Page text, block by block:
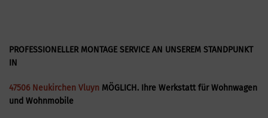
PROFESSIONELLER MONTAGE SERVICE AN UNSEREM STANDPUNKT
IN
47506 Neukirchen Vluyn MÖGLICH. Ihre Werkstatt für Wohnwagen
und Wohnmobile